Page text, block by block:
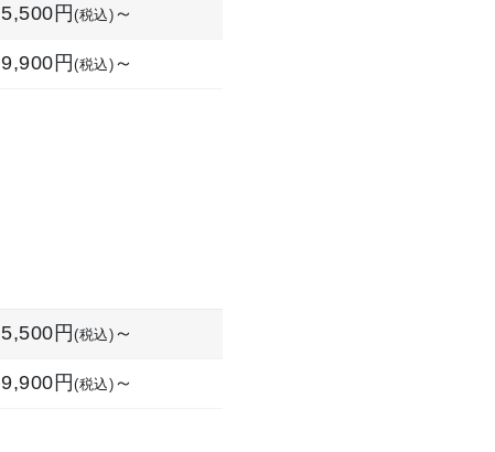
5,500円(税込) ～
9,900円(税込) ～
5,500円 (税込) ～
9,900円 (税込) ～